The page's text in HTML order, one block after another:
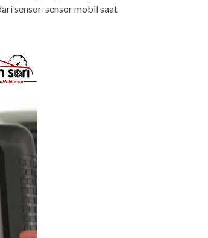
sensor-sensor mobil saat